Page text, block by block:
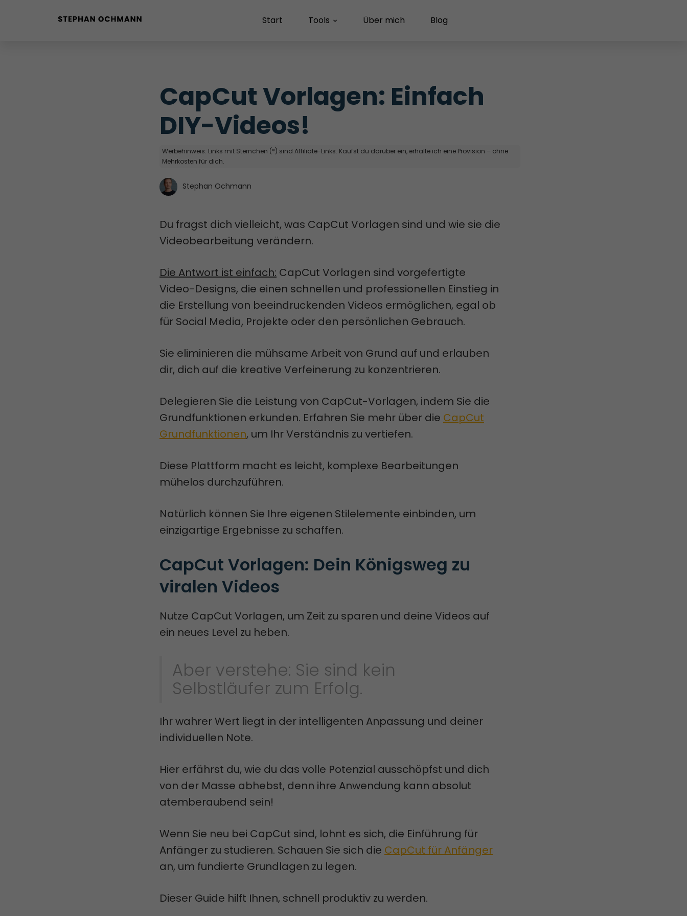
Start Tools Über mich Blog
CapCut Vorlagen: Einfach
DIY-Videos!
Werbehinweis: Links mit Sternchen (*) sind Affiliate-Links. Kaufst du darüber ein, erhalte ich eine Provision – ohne
Mehrkosten für dich.
Stephan Ochmann
Du fragst dich vielleicht, was CapCut Vorlagen sind und wie sie die
Videobearbeitung verändern.
Die Antwort ist einfach: CapCut Vorlagen sind vorgefertigte
Video-Designs, die einen schnellen und professionellen Einstieg in
die Erstellung von beeindruckenden Videos ermöglichen, egal ob
für Social Media, Projekte oder den persönlichen Gebrauch.
Sie eliminieren die mühsame Arbeit von Grund auf und erlauben
dir, dich auf die kreative Verfeinerung zu konzentrieren.
Delegieren Sie die Leistung von CapCut-Vorlagen, indem Sie die
Grundfunktionen erkunden. Erfahren Sie mehr über die CapCut
Grundfunktionen, um Ihr Verständnis zu vertiefen.
Diese Plattform macht es leicht, komplexe Bearbeitungen
mühelos durchzuführen.
Natürlich können Sie Ihre eigenen Stilelemente einbinden, um
einzigartige Ergebnisse zu schaffen.
CapCut Vorlagen: Dein Königsweg zu
viralen Videos
Nutze CapCut Vorlagen, um Zeit zu sparen und deine Videos auf
ein neues Level zu heben.
Aber verstehe: Sie sind kein
Selbstläufer zum Erfolg.
Ihr wahrer Wert liegt in der intelligenten Anpassung und deiner
individuellen Note.
Hier erfährst du, wie du das volle Potenzial ausschöpfst und dich
von der Masse abhebst, denn ihre Anwendung kann absolut
atemberaubend sein!
Wenn Sie neu bei CapCut sind, lohnt es sich, die Einführung für
Anfänger zu studieren. Schauen Sie sich die CapCut für Anfänger
an, um fundierte Grundlagen zu legen.
Dieser Guide hilft Ihnen, schnell produktiv zu werden.